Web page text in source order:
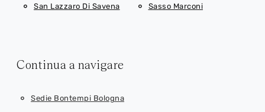
San Lazzaro Di Savena Sasso Marconi
Continua a navigare
Sedie Bontempi Bologna